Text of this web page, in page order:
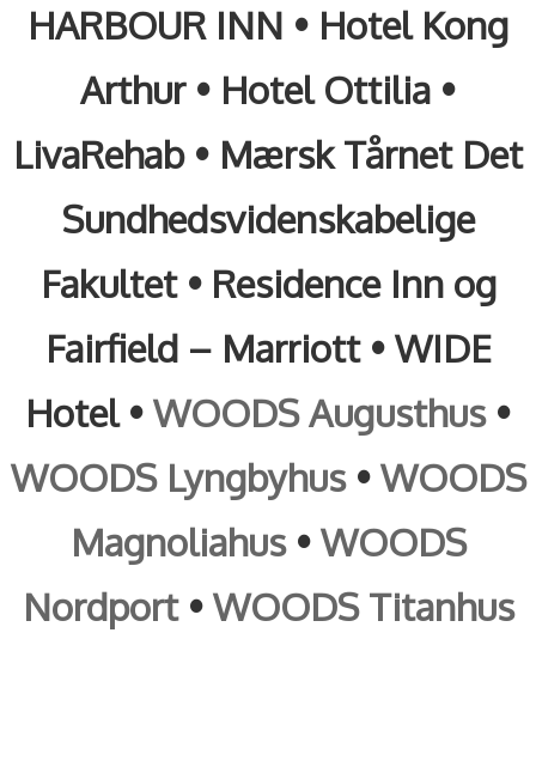
HARBOUR INN • Hotel Kong
Arthur • Hotel Ottilia •
LivaRehab • Mærsk Tårnet Det
Sundhedsvidenskabelige
Fakultet •Residence Inn og
Fairfield – Marriott •WIDE
Hotel • WOODS Augusthus •
WOODS Lyngbyhus • WOODS
Magnoliahus • WOODS
Nordport • WOODS Titanhus